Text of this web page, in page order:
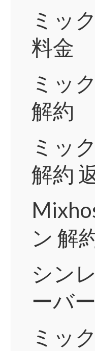
ミッ
料金
ミッ
解約
ミッ
解約
ン 解
シン
ーバ
ミッ